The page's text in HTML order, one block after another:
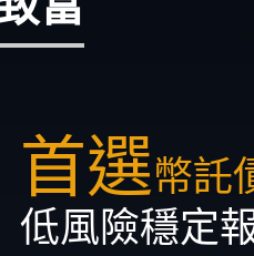
首選幣託
低風險穩定